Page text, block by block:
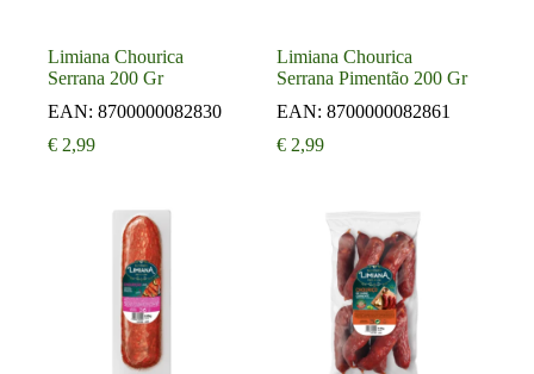
Limiana Chourica
Serrana 200 Gr
EAN: 8700000082830
€ 2,99
Limiana Chourica
Serrana Pimentão 200 Gr
EAN:8700000082861
€ 2,99